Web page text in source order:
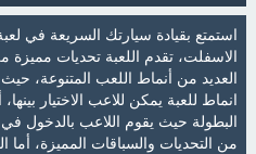
استمتع بقيادة سيارتك السريعة في
الاسفلت، تقدم اللعبة تحديات مميزة
العديد من أنماط اللعب المتنوعة، حيث
انماط للعبة يمكن للاعب الاختيار
البطولة حيث يقوم اللاعب بالدخول في
من التحديات والسباقات المميزة، أما